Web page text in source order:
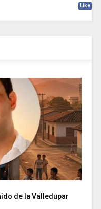
Like
de la Valledupar